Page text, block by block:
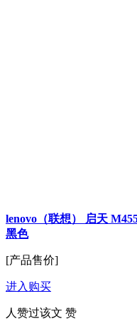
lenovo（联想） 启天
黑色
[产品售价]
进入购买
人赞过该文 赞